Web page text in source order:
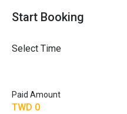
Start Booking
Select Time
Paid Amount
TWD 0